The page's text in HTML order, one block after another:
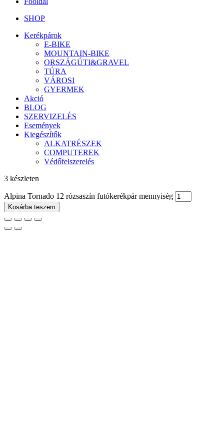
SHOP
Kerékpárok
E-BIKE
MOUNTAIN-BIKE
ORSZÁGÚTI&GRAVEL
TÚRA
VÁROSI
GYERMEK
Akció
BLOG
SZERVIZELÉS
Események
Kiegészítők
ALKATRÉSZEK
COMPUTEREK
Védőfelszerelés
3 készleten
Alpina Tornado 12 rózsaszín futókerékpár mennyiség
Kosárba teszem